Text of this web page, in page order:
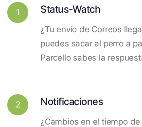
1 Status-Watch
¿Tu envío de Correos
puedes sacar al perro a
Parcello sabes la
2 Notificaciones
¿Cambios en el tiempo